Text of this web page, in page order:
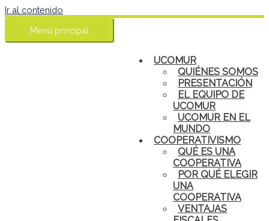
Ir al contenido
Menú principal
UCOMUR
QUIÉNES SOMOS
PRESENTACIÓN
EL EQUIPO DE
UCOMUR
UCOMUR EN EL
MUNDO
COOPERATIVISMO
QUÉ ES UNA
COOPERATIVA
POR QUÉ ELEGIR
UNA
COOPERATIVA
VENTAJAS